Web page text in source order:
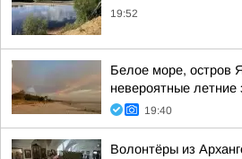
19:52
Белое море, остров
невероятные летние
19:40
Волонтёры из